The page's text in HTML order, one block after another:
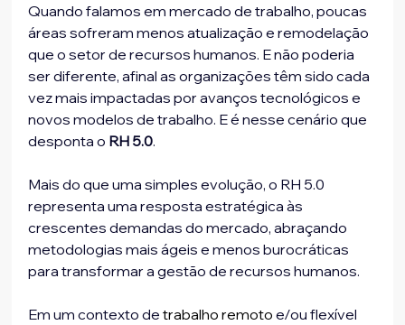
Quando falamos em mercado de trabalho, poucas
áreas sofreram menos atualização e remodelação
que o setor de recursos humanos. E não poderia
ser diferente, afinal as organizações têm sido cada
vez mais impactadas por avanços tecnológicos e
novos modelos de trabalho. E é nesse cenário que
desponta o RH 5.0.
Mais do que uma simples evolução, o RH 5.0
representa uma resposta estratégica às
crescentes demandas do mercado, abraçando
metodologias mais ágeis e menos burocráticas
para transformar a gestão de recursos humanos.
Em um contexto de trabalho remoto e/ou flexível